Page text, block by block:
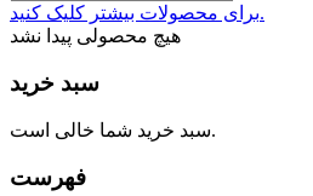
برای محصولات بیشتر کلیک کنید.
هیچ محصولی پیدا نشد
سبد خرید
سبد خرید شما خالی است.
فهرست